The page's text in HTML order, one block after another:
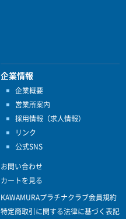
企業情報
企業概要
営業所案内
採用情報（求人情報）
リンク
公式SNS
お問い合わせ
カートを見る
KAWAMURAプラチナクラブ会員規約
特定商取引に関する法律に基づく表記